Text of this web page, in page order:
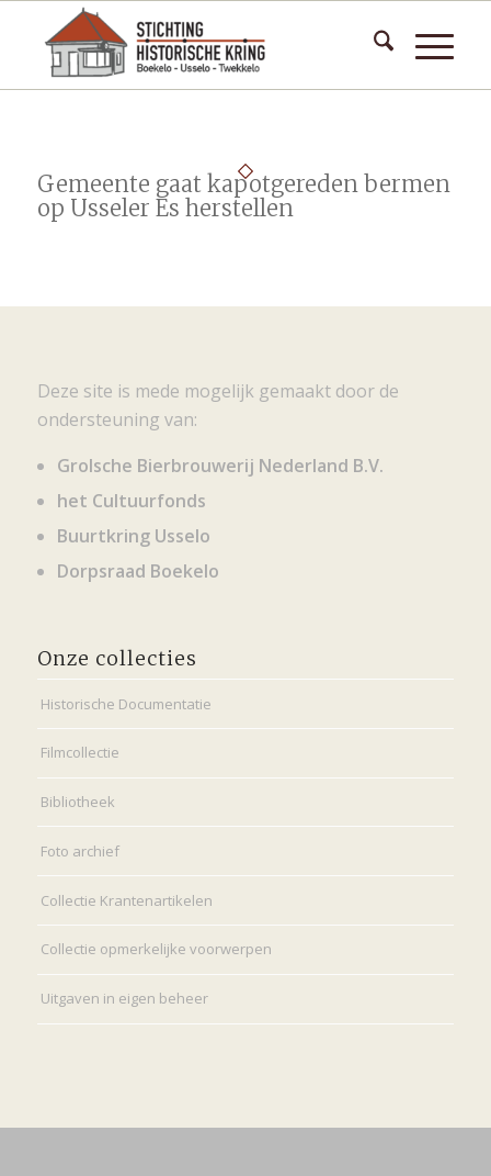
Gemeente gaat kapotgereden bermen
op Usseler Es herstellen
Deze site is mede mogelijk gemaakt door de
ondersteuning van:
Grolsche Bierbrouwerij Nederland B.V.
het Cultuurfonds
Buurtkring Usselo
Dorpsraad Boekelo
Onze collecties
Historische Documentatie
Filmcollectie
Bibliotheek
Foto archief
Collectie Krantenartikelen
Collectie opmerkelijke voorwerpen
Uitgaven in eigen beheer